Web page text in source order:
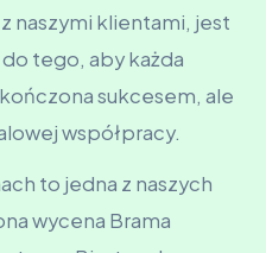
naszymi klientami, jest
tego, aby każda
sukcesem, ale
współpracy.
to jedna z naszych
wycena Brama